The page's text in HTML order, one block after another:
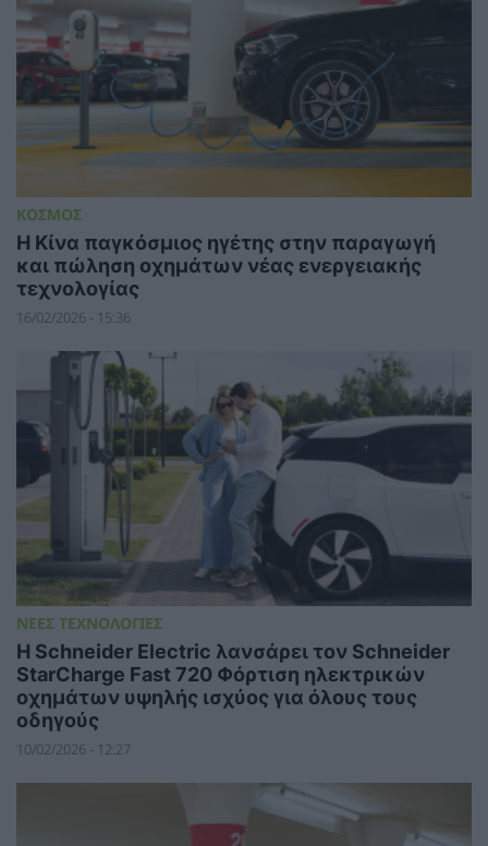
ΚΟΣΜΟΣ
H Κίνα παγκόσμιος ηγέτης στην παραγωγή
και πώληση οχημάτων νέας ενεργειακής
τεχνολογίας
16/02/2026 - 15:36
ΝΕΕΣ ΤΕΧΝΟΛΟΓΙΕΣ
Η Schneider Electric λανσάρει τον Schneider
StarCharge Fast 720 Φόρτιση ηλεκτρικών
οχημάτων υψηλής ισχύος για όλους τους
οδηγούς
10/02/2026 - 12:27